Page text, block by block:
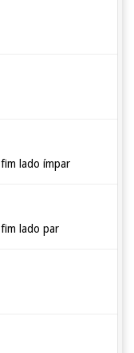
lado ímpar
lado par